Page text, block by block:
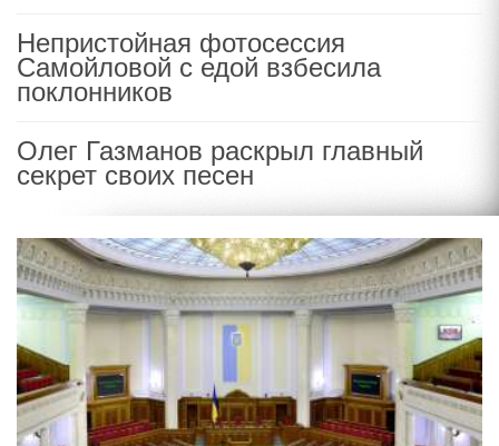
Непристойная фотосессия
Самойловой с едой взбесила
поклонников
Олег Газманов раскрыл главный
секрет своих песен